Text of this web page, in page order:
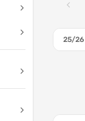
25/26